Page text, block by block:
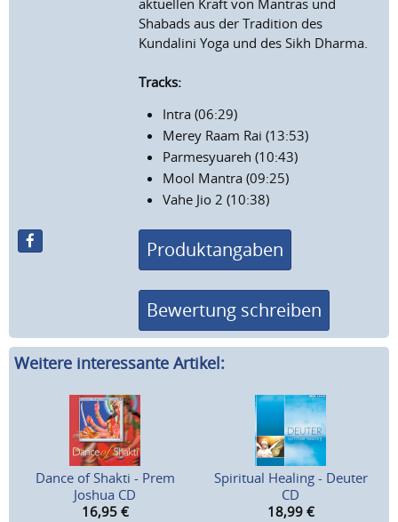
aktuellen Kraft von Mantras und
Shabads aus der Tradition des
Kundalini Yoga und des Sikh Dharma.
Tracks:
Intra (06:29)
Merey Raam Rai (13:53)
Parmesyuareh (10:43)
Mool Mantra (09:25)
Vahe Jio 2 (10:38)
Produktangaben
Bewertung schreiben
Weitere interessante Artikel:
Dance of Shakti - Prem
Joshua CD
16,95 €
Spiritual Healing - Deuter
CD
18,99 €